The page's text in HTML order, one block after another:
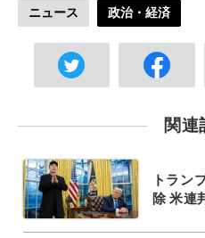
ニュース 政治・経済
関連
トラン
除 米連